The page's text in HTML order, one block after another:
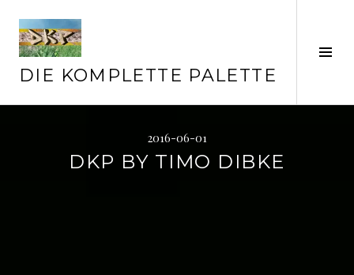
zum
Inhalt
DIE KOMPLETTE PALETTE
2016-06-01
DKP BY TIMO DIBKE